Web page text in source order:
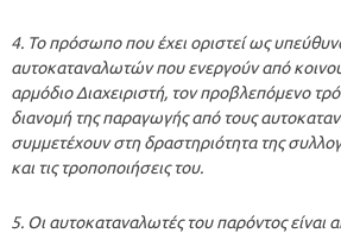
4. Το πρόσωπο που έχει οριστεί ως
αυτοκαταναλωτών που ενεργούν από
αρμόδιο Διαχειριστή, τον προβλεπόμενο
διανομή της παραγωγής από τους
συμμετέχουν στη δραστηριότητα της
και τις τροποποιήσεις του.
5. Οι αυτοκαταναλωτές του παρόντος είναι